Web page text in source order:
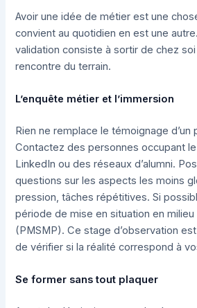
Avoir une idée de métier est une
convient au quotidien en est une
validation consiste à sortir de chez soi
rencontre du terrain.
L’enquête métier et l’immersion
Rien ne remplace le témoignage d’un
Contactez des personnes occupant
LinkedIn ou des réseaux d’alumni.
questions sur les aspects les moins
pression, tâches répétitives. Si
période de mise en situation en
(PMSMP). Ce stage d’observation
de vérifier si la réalité correspond à
Se former sans tout plaquer